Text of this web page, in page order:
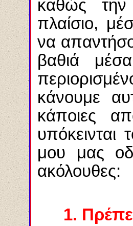
καθώς την
πλαίσιο,
να
βαθιά
κάνουμε
κάποιες
μου μας
ακόλουθες:
1.